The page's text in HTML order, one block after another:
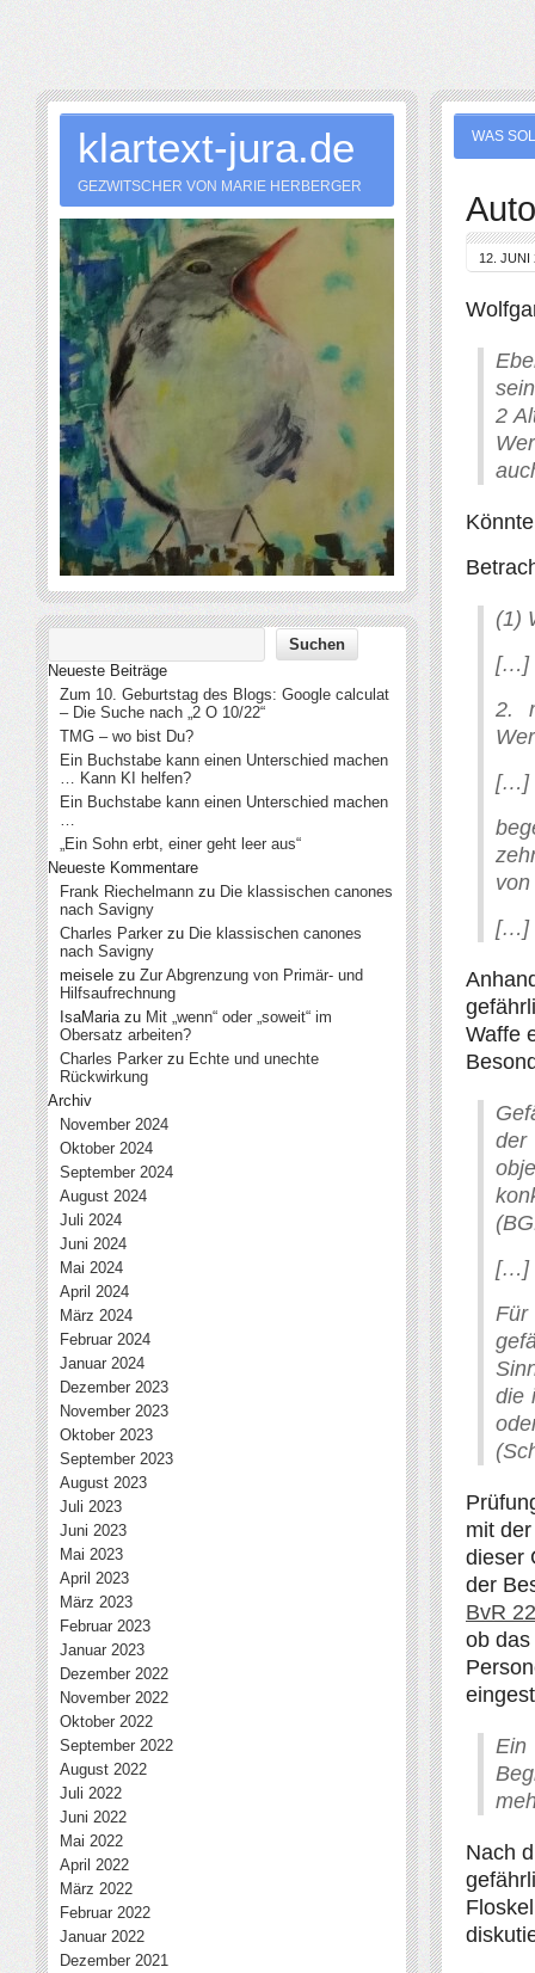
WAS
12. JUNI
2
(1)
[…]
2.
[…]
[…]
Waffe
der
[…]
die
mit
dieser
der
BvR
ob
Ein
Nach
klartext-jura.de
GEZWITSCHER VON MARIE HERBERGER
Neueste Beiträge
Zum 10. Geburtstag des Blogs: Google calculat
– Die Suche nach „2 O 10/22“
TMG – wo bist Du?
Ein Buchstabe kann einen Unterschied machen
… Kann KI helfen?
Ein Buchstabe kann einen Unterschied machen
…
„Ein Sohn erbt, einer geht leer aus“
Neueste Kommentare
Frank Riechelmann zu Die klassischen canones
nach Savigny
Charles Parker zu Die klassischen canones
nach Savigny
meisele zu Zur Abgrenzung von Primär- und
Hilfsaufrechnung
IsaMariazu Mit „wenn“ oder „soweit“ im
Obersatz arbeiten?
Charles Parker zu Echte und unechte
Rückwirkung
Archiv
November 2024
Oktober 2024
September 2024
August 2024
Juli 2024
Juni 2024
Mai 2024
April 2024
März 2024
Februar 2024
Januar 2024
Dezember 2023
November 2023
Oktober 2023
September 2023
August 2023
Juli 2023
Juni 2023
Mai 2023
April 2023
März 2023
Februar 2023
Januar 2023
Dezember 2022
November 2022
Oktober 2022
September 2022
August 2022
Juli 2022
Juni 2022
Mai 2022
April 2022
März 2022
Februar 2022
Januar 2022
Dezember 2021